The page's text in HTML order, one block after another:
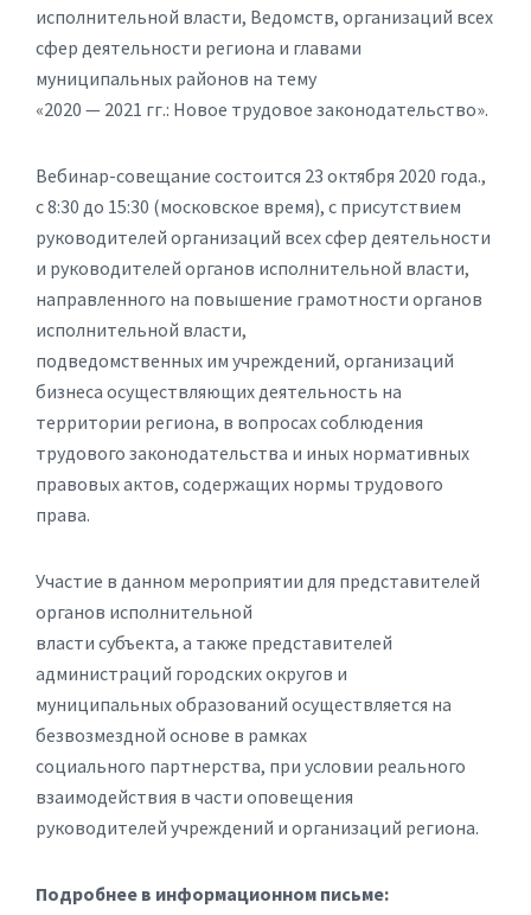
исполнительной власти, Ведомств, организаций всех
сфер деятельности региона и главами
муниципальных районов на тему
«2020 — 2021 гг.: Новое трудовое законодательство».
Вебинар-совещание состоится 23 октября 2020 года.,
с 8:30 до 15:30 (московское время), с присутствием
руководителей организаций всех сфер деятельности
и руководителей органов исполнительной власти,
направленного на повышение грамотности органов
исполнительной власти,
подведомственных им учреждений, организаций
бизнеса осуществляющих деятельность на
территории региона, в вопросах соблюдения
трудового законодательства и иных нормативных
правовых актов, содержащих нормы трудового
права.
Участие в данном мероприятии для представителей
органов исполнительной
власти субъекта, а также представителей
администраций городских округов и
муниципальных образований осуществляется на
безвозмездной основе в рамках
социального партнерства, при условии реального
взаимодействия в части оповещения
руководителей учреждений и организаций региона.
Подробнее в информационном письме: